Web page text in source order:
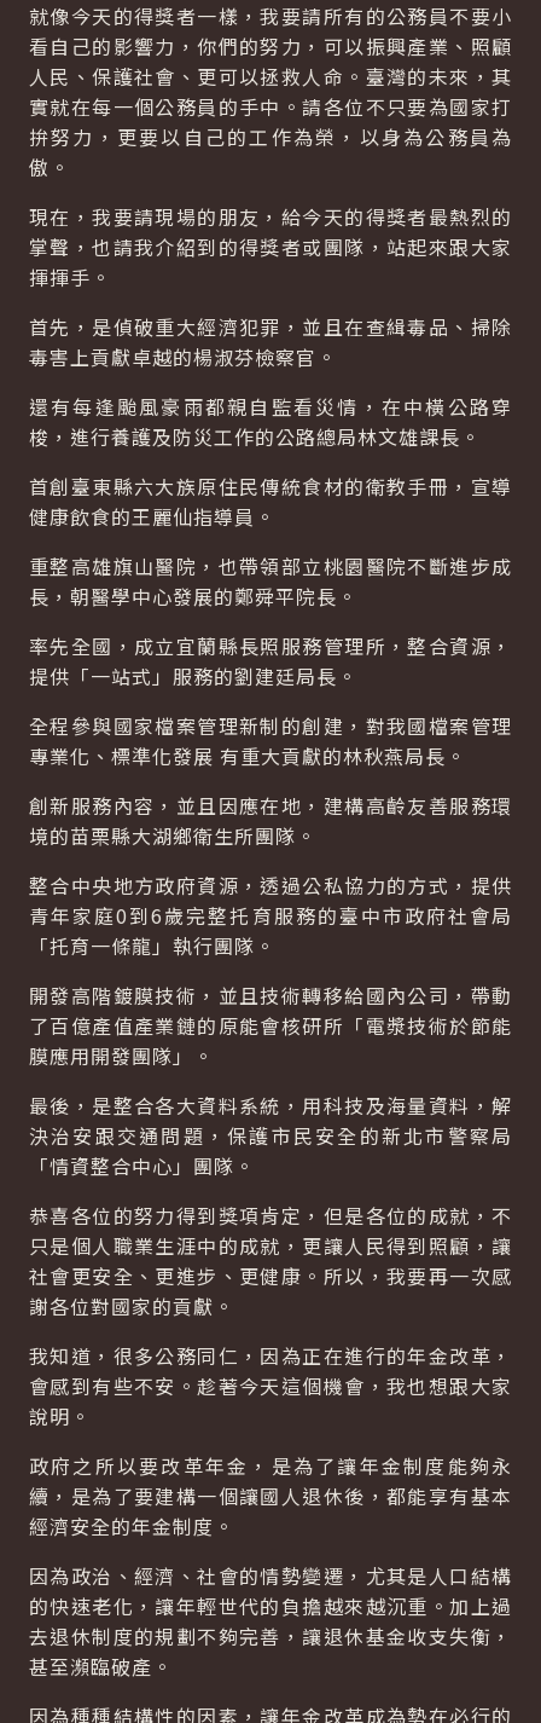
就像今天的得獎者一樣，我要請所有的公務員不要小
看自己的影響力，你們的努力，可以振興產業、照顧
人民、保護社會、更可以拯救人命。臺灣的未來，其
實就在每一個公務員的手中。請各位不只要為國家打
拚努力，更要以自己的工作為榮，以身為公務員為
傲。
現在，我要請現場的朋友，給今天的得獎者最熱烈的
掌聲，也請我介紹到的得獎者或團隊，站起來跟大家
揮揮手。
首先，是偵破重大經濟犯罪，並且在查緝毒品、掃除
毒害上貢獻卓越的楊淑芬檢察官。
還有每逢颱風豪雨都親自監看災情，在中橫公路穿
梭，進行養護及防災工作的公路總局林文雄課長。
首創臺東縣六大族原住民傳統食材的衛教手冊，宣導
健康飲食的王麗仙指導員。
重整高雄旗山醫院，也帶領部立桃園醫院不斷進步成
長，朝醫學中心發展的鄭舜平院長。
率先全國，成立宜蘭縣長照服務管理所，整合資源，
提供「一站式」服務的劉建廷局長。
全程參與國家檔案管理新制的創建，對我國檔案管理
專業化、標準化發展 有重大貢獻的林秋燕局長。
創新服務內容，並且因應在地，建構高齡友善服務環
境的苗栗縣大湖鄉衛生所團隊。
整合中央地方政府資源，透過公私協力的方式，提供
青年家庭0到6歲完整托育服務的臺中市政府社會局
「托育一條龍」執行團隊。
開發高階鍍膜技術，並且技術轉移給國內公司，帶動
了百億產值產業鏈的原能會核研所「電漿技術於節能
膜應用開發團隊」。
最後，是整合各大資料系統，用科技及海量資料，解
決治安跟交通問題，保護市民安全的新北市警察局
「情資整合中心」團隊。
恭喜各位的努力得到獎項肯定，但是各位的成就，不
只是個人職業生涯中的成就，更讓人民得到照顧，讓
社會更安全、更進步、更健康。所以，我要再一次感
謝各位對國家的貢獻。
我知道，很多公務同仁，因為正在進行的年金改革，
會感到有些不安。趁著今天這個機會，我也想跟大家
說明。
政府之所以要改革年金，是為了讓年金制度能夠永
續，是為了要建構一個讓國人退休後，都能享有基本
經濟安全的年金制度。
因為政治、經濟、社會的情勢變遷，尤其是人口結構
的快速老化，讓年輕世代的負擔越來越沉重。加上過
去退休制度的規劃不夠完善，讓退休基金收支失衡，
甚至瀕臨破產。
因為種種結構性的因素，讓年金改革成為勢在必行的